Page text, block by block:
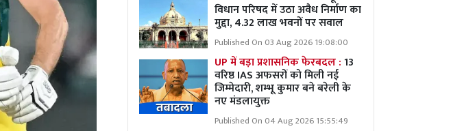
विधान परिषद में उठा अवैध निर्माण का
मुद्दा, 4.32 लाख भवनों पर सवाल
Published On 03 Aug 2026 19:08:00
UP में बड़ा प्रशासनिक फेरबदल :13
वरिष्ठ IAS अफसरों को मिली नई
जिम्मेदारी, शम्भू कुमार बने बरेली के
नए मंडलायुक्त
Published On 04 Aug 2026 15:55:49